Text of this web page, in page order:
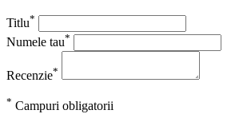
Titlu*
Numele tau*
Recenzie*
* Campuri obligatorii